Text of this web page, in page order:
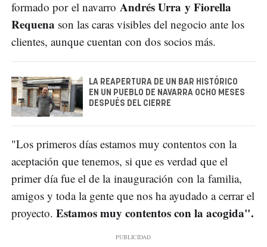
formado por el navarro Andrés Urra y Fiorella
Requena son las caras visibles del negocio ante los
clientes, aunque cuentan con dos socios más.
LA REAPERTURA DE UN BAR HISTÓRICO
EN UN PUEBLO DE NAVARRA OCHO MESES
DESPUÉS DEL CIERRE
"Los primeros días estamos muy contentos con la
aceptación que tenemos, si que es verdad que el
primer día fue el de la inauguración con la familia,
amigos y toda la gente que nos ha ayudado a cerrar el
proyecto. Estamos muy contentos con la acogida".